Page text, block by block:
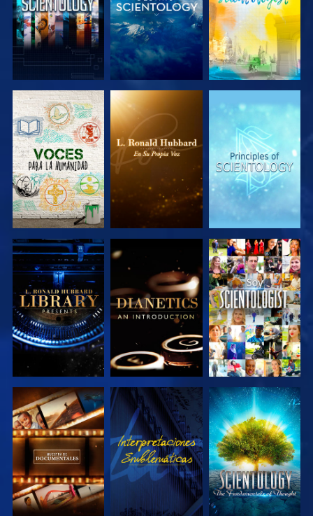
EXPLORA LAS
SERIES
EXPLORA LAS
SERIES
EXPLORA LAS
SERIES
EXPLORA LAS
SERIES
EXPLORA LAS
SERIES
VE
EXPLORA LAS
SERIES
VE
EXPLORA LAS
SERIES